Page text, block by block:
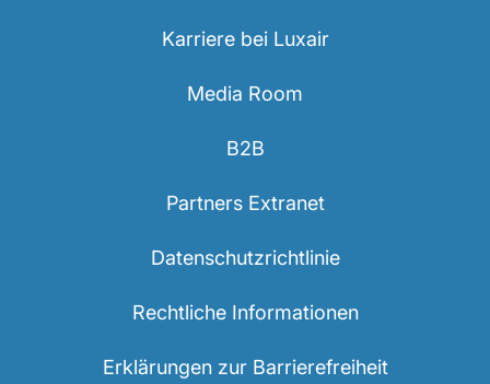
Karriere bei Luxair
Media Room
B2B
Partners Extranet
Datenschutzrichtlinie
Rechtliche Informationen
Erklärungen zur Barrierefreiheit